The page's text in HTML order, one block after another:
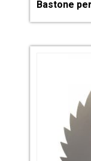
Bastone